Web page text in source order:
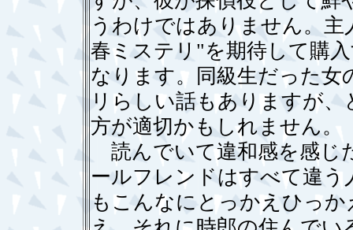
うわけではありません。
春ミステリ"を期待して購
なります。同級生だった女
リらしい話もありますが
方が適切かもしれません。
読んでいて違和感を感じ
ールフレンドはすべて違
もこんなにとっかえひっ